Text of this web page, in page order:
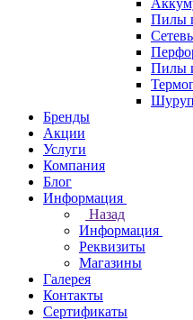
Пилы
Пилы
Бренды
Акции
Услуги
Компания
Блог
Информация
Назад
Информация
Реквизиты
Магазины
Галерея
Контакты
Сертификаты